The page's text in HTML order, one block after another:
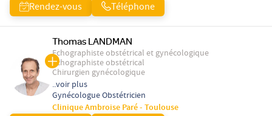
Rendez-vous Téléphone
Thomas LANDMAN
Echographiste obstétrical et gynécologique
Echographiste obstétrical
Chirurgien gynécologique
..voir plus
Gynécologue Obstétricien
Clinique Ambroise Paré - Toulouse